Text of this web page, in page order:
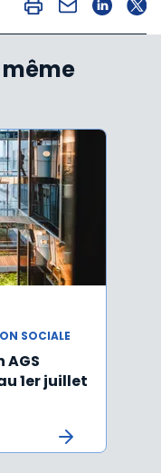
SOCIALE
1er juillet